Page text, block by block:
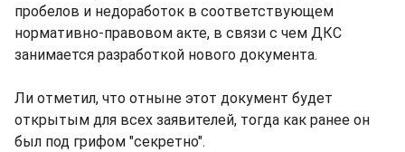
пробелов и недоработок в соответствующем
нормативно-правовом акте, в связи с чем ДКС
занимается разработкой нового документа.
Ли отметил, что отныне этот документ будет
открытым для всех заявителей, тогда как ранее он
был под грифом "секретно".